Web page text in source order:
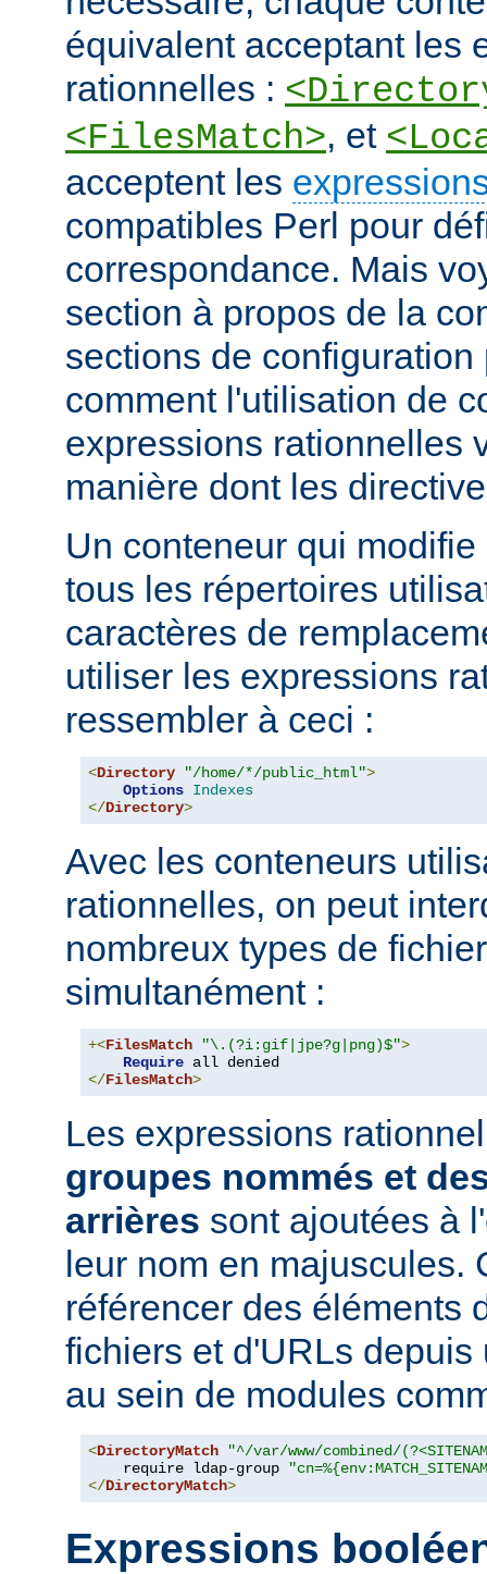
équivalent acceptant les
rationnelles :
<FilesMatch>, et
acceptent les
compatibles Perl pour
correspondance. Mais
section à propos de la
sections de
comment l'utilisation de
expressions rationnelles
manière dont les
Un conteneur qui
tous les répertoires
caractères de
utiliser les expressions
ressembler à ceci :
<Directory "/home/*/public_html">
Options Indexes
</Directory>
Avec les conteneurs
rationnelles, on peut
nombreux types de
simultanément :
+<FilesMatch "\.(?i:gif|jpe?g|png)$">
Require
</FilesMatch>
Les expressions
groupes nommés et
arrières sont ajoutées à
leur nom en majuscules.
référencer des éléments
fichiers et d'URLs
au sein de modules
<DirectoryMatch
"^/var/www/combined/
    require ldap-group
</DirectoryMatch>
Expressions